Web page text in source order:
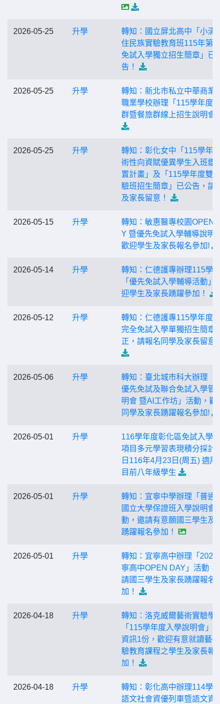
2026-05-25 升學
轉知：國立屏北高中「小清
住民族實驗教育班115年第
免試入學獨立招生簡章」已
告！
2026-05-25 升學
轉知：新北市私立中華商業
職業學校辦理「115學年度
群暨餐旅群線上招生說明會
2026-05-25 升學
轉知：彰化女中「115學年
術性向資賦優異學生入班鑑
置計畫」及「115學年度雙
驗班招生簡章」已公告，請
及家長留意！
2026-05-15 升學
轉知：敏惠醫專校園OPEN
Y 暨優先免試入學輔導說明
歡迎學生及家長報名參加!
2026-05-14 升學
轉知：仁德護專辦理115學
「優先免試入學輔導活動」
迎學生及家長踴躍參加！
2026-05-12 升學
轉知：仁德護專115學年度
完全免試入學單獨招生簡章
正，請報名同學及家長留意
2026-05-06 升學
轉知：臺北城市科大辦理「
優先免試及聯合免試入學管
明會 暨AI工作坊」活動，歡
同學及家長踴躍報名參加!
2026-05-01 升學
116學年度彰化區免試入學
項目多元學習表現積分採計
日116年4月23日(周五) 適用
目前八年級學生
2026-05-01 升學
轉知：宜寧中學辦理「普通
國立大學保證班入學說明會
動，邀請有意願國三學生及
踴躍報名參加！
2026-05-01 升學
轉知：宜寧高中辦理「2026
寧高中OPEN DAY」活動，
請國三學生及家長踴躍報名
加！
2026-04-18 升學
轉知：洛克威爾藝術實驗學
「115學年度入學說明會」
資訊1份，歡迎有意就讀藝
驗教育課程之學生及家長報
加！
2026-04-18 升學
轉知：彰化高中辦理114學
語文社會資優列車暨語文資